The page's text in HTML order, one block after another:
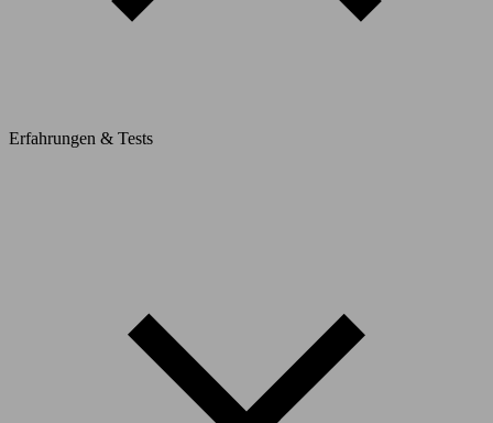
Erfahrungen & Tests